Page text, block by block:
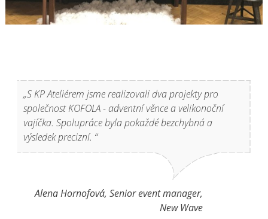
„S KP Ateliérem jsme realizovali dva projekty pro
společnost KOFOLA - adventní věnce a velikonoční
vajíčka. Spolupráce byla pokaždé bezchybná a
výsledek precizní. “
Alena Hornofová, Senior event manager,
New Wave